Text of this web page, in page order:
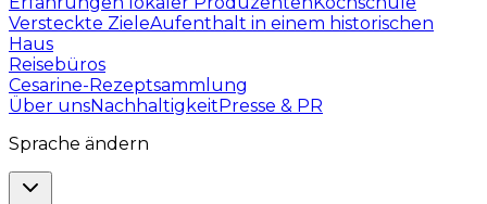
Versteckte ZieleAufenthalt in einem historischen
Haus
Reisebüros
Cesarine-Rezeptsammlung
Über unsNachhaltigkeitPresse & PR
Sprache ändern